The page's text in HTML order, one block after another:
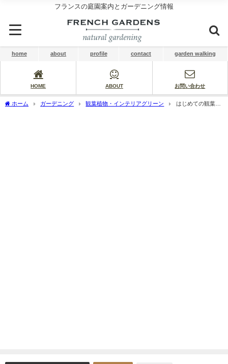
フランスの庭園案内とガーデニング情報
home about profile contact garden walking
HOME ABOUT お問い合わせ
ホーム ガーデニング 観葉植物・インテリアグリーン
はじめての観葉植